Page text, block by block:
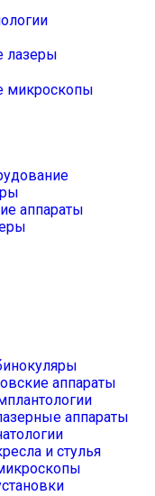
лазеры
микроскопы
аппараты
аппараты
аппараты
и стулья